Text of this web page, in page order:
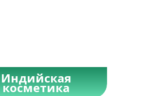
Индийская
косметика